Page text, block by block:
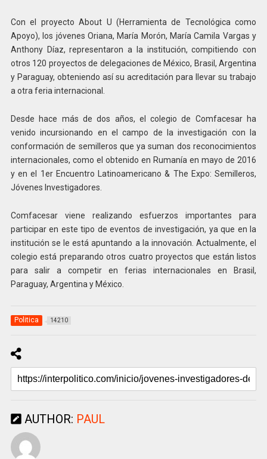
Con el proyecto About U (Herramienta de Tecnológica como
Apoyo), los jóvenes Oriana, María Morón, María Camila Vargas y
Anthony Díaz, representaron a la institución, compitiendo con
otros 120 proyectos de delegaciones de México, Brasil, Argentina
y Paraguay, obteniendo así su acreditación para llevar su trabajo
a otra feria internacional.
Desde hace más de dos años, el colegio de Comfacesar ha
venido incursionando en el campo de la investigación con la
conformación de semilleros que ya suman dos reconocimientos
internacionales, como el obtenido en Rumanía en mayo de 2016
y en el 1er Encuentro Latinoamericano & The Expo: Semilleros,
Jóvenes Investigadores.
Comfacesar viene realizando esfuerzos importantes para
participar en este tipo de eventos de investigación, ya que en la
institución se le está apuntando a la innovación. Actualmente, el
colegio está preparando otros cuatro proyectos que están listos
para salir a competir en ferias internacionales en Brasil,
Paraguay, Argentina y México.
Politica 14210
AUTHOR: PAUL